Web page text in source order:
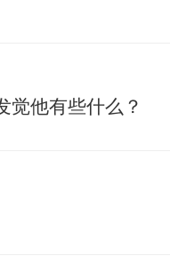
觉他有些什么？